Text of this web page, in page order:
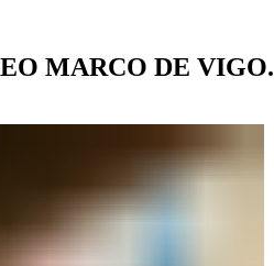
MARCO DE VIGO.